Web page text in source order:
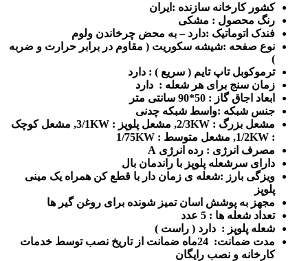
کشور کارخانه سازنده :ایران
رنگ محصول : مشکی
فندک اتوماتیک :دارد – به محض چرخاندن ولوم
نوع صفحه :شیشه سکوریت ( مقاوم در برابر حرارت و ضربه
)
ترموکوبل تاپ تایم ( سریع ) : دارد
زمان سنج برای هر شعله : دارد
ابعاد اجاق گاز : 50*90 سانتی متر
جنس شبکه :واسط شبکه چدنی
مشعل بزرگ : 2/3KW, مشعل پلوپز : 3/1KW, مشعل کوچک
: 1/2KW, مشعل متوسط : 1/75KW
مصرف انرژی : رده انرژی A
دارای سرشعله پلوپز با راندمان بال
ویزگی بارز :شعله ی زمان دار با قطع کن همراه یک مینی
پلوپز
مجهز به پوشش اسان تمیز شونده برای روغن گیر ها
تعداد شعله ها : 5 عدد
شعله پلوپز : دارد ( راست )
مدت ضمانت
: 24ماه ضمانت از تاریخ نصب توسط خدمات
کارخانه و نصب رایگان